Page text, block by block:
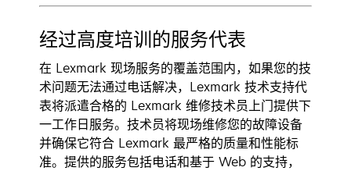
经过高度培训的服务代表
在 Lexmark 现场服务的覆盖范围内，如果您的技
术问题无法通过电话解决，Lexmark 技术支持代
表将派遣合格的 Lexmark 维修技术员上门提供下
一工作日服务。技术员将现场维修您的故障设备
并确保它符合 Lexmark 最严格的质量和性能标
准。提供的服务包括电话和基于 Web 的支持，